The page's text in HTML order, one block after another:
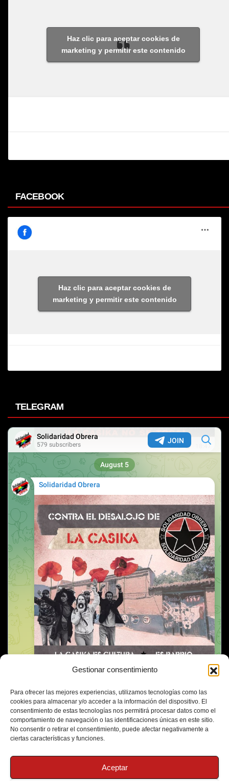
Gestionar consentimiento
Para ofrecer las mejores experiencias, utilizamos tecnologías como las
cookies para almacenar y/o acceder a la información del dispositivo. El
consentimiento de estas tecnologías nos permitirá procesar datos como el
comportamiento de navegación o las identificaciones únicas en este sitio.
No consentir o retirar el consentimiento, puede afectar negativamente a
ciertas características y funciones.
Aceptar
Haz clic para aceptar cookies de
marketing y permitir este contenido
FACEBOOK
Haz clic para aceptar cookies de
marketing y permitir este contenido
TELEGRAM